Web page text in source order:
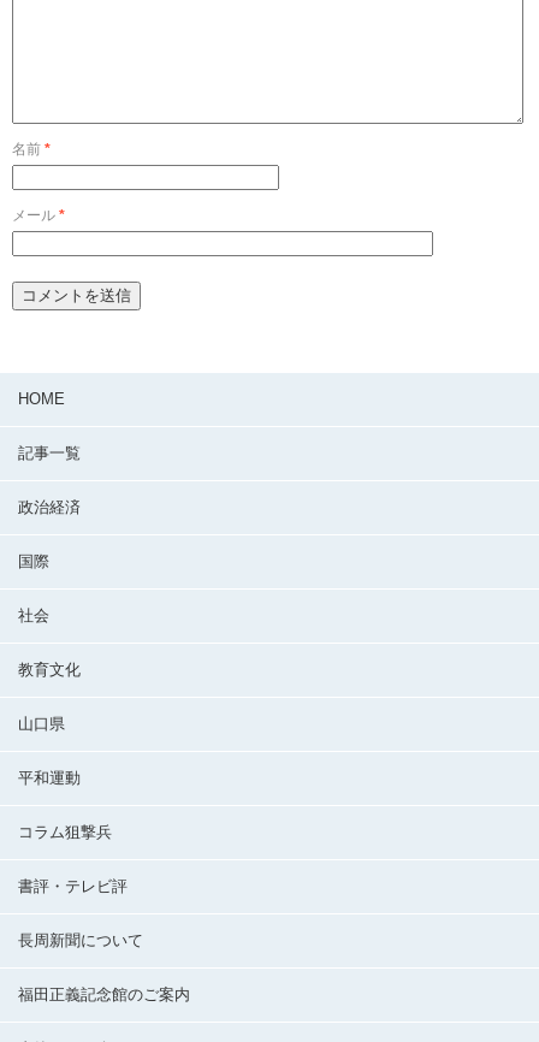
名前 *
メール *
HOME
記事一覧
政治経済
国際
社会
教育文化
山口県
平和運動
コラム狙撃兵
書評・テレビ評
長周新聞について
福田正義記念館のご案内